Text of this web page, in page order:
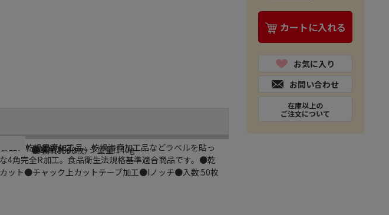
品、乾燥農産加工品、乾燥海産加工品などラベルを貼っ
4角完全R加工。食品衛生法規格基準適合商品です。●乾
ト●チャック上カットテープ加工●Iノッチ●入数:50枚
ラミジップ
AL-DW
ホワイト
●単品パッケージ重量:140g
70袋（3500枚）
カートに入れる
お気に入り
お問い合わせ
在庫以上の
ご注文について